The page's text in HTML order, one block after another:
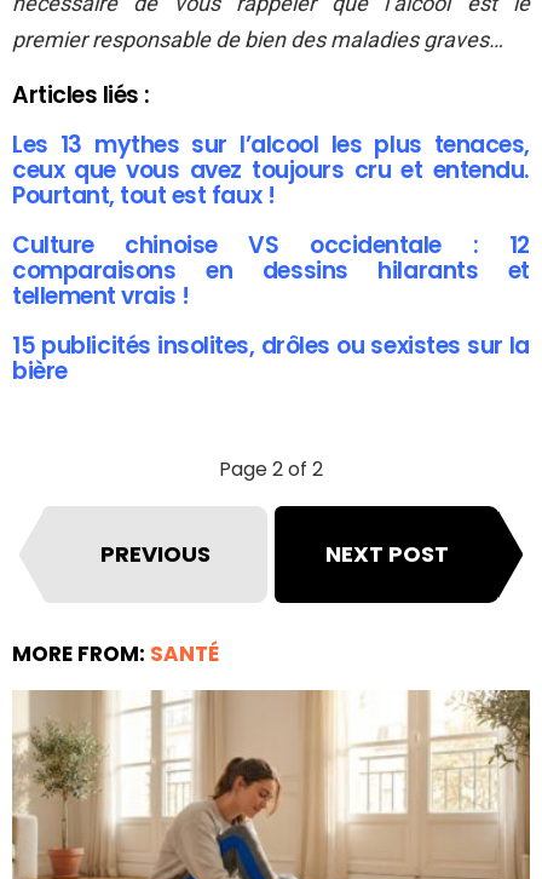
premier responsable de bien des maladies graves…
Articles liés :
Les 13 mythes sur l’alcool les plus tenaces,
ceux que vous avez toujours cru et entendu.
Pourtant, tout est faux !
Culture chinoise VS occidentale : 12
comparaisons en dessins hilarants et
tellement vrais !
15 publicités insolites, drôles ou sexistes sur la
bière
Page 2 of 2
PREVIOUS NEXT POST
MORE FROM: SANTÉ